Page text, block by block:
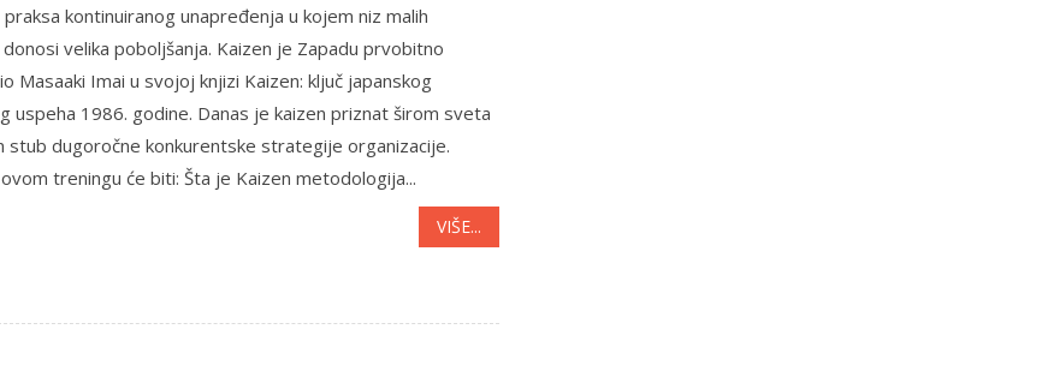
kontinuiranog unapređenja u kojem niz malih
velika poboljšanja. Kaizen je Zapadu prvobitno
Masaaki Imai u svojoj knjizi Kaizen: ključ japanskog
uspeha 1986. godine. Danas je kaizen priznat širom sveta
stub dugoročne konkurentske strategije organizacije.
treningu će biti: Šta je Kaizen metodologija...
VIŠE...